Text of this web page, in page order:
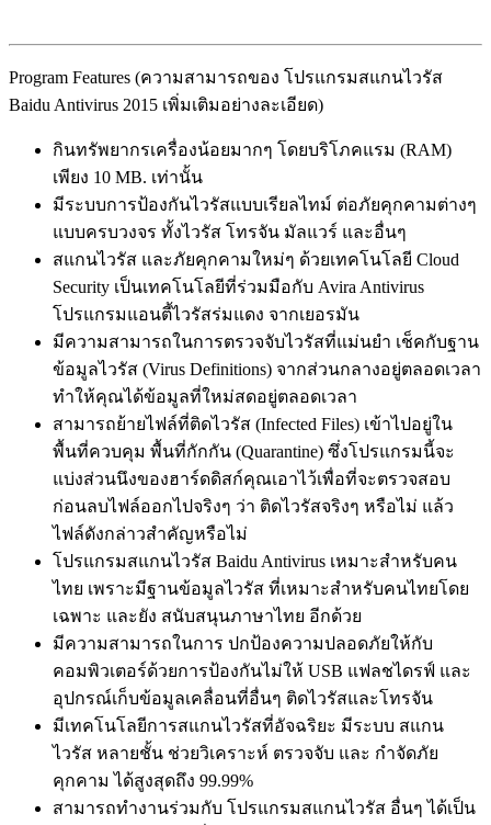
Program Features (ความสามารถของ โปรแกรมสแกนไวรัส
Baidu Antivirus 2015 เพิ่มเติมอย่างละเอียด)
กินทรัพยากรเครื่องน้อยมากๆ โดยบริโภคแรม (RAM)
เพียง 10 MB. เท่านั้น
มีระบบการป้องกันไวรัสแบบเรียลไทม์ ต่อภัยคุกคามต่างๆ
แบบครบวงจร ทั้งไวรัส โทรจัน มัลแวร์ และอื่นๆ
สแกนไวรัส และภัยคุกคามใหม่ๆ ด้วยเทคโนโลยี Cloud
Security เป็นเทคโนโลยีที่ร่วมมือกับ Avira Antivirus
โปรแกรมแอนตี้ไวรัสร่มแดง จากเยอรมัน
มีความสามารถในการตรวจจับไวรัสที่แม่นยำ เช็คกับฐาน
ข้อมูลไวรัส (Virus Definitions) จากส่วนกลางอยู่ตลอดเวลา
ทำให้คุณได้ข้อมูลที่ใหม่สดอยู่ตลอดเวลา
สามารถย้ายไฟล์ที่ติดไวรัส (Infected Files) เข้าไปอยู่ใน
พื้นที่ควบคุม พื้นที่กักกัน (Quarantine) ซึ่งโปรแกรมนี้จะ
แบ่งส่วนนึงของฮาร์ดดิสก์คุณเอาไว้เพื่อที่จะตรวจสอบ
ก่อนลบไฟล์ออกไปจริงๆ ว่า ติดไวรัสจริงๆ หรือไม่ แล้ว
ไฟล์ดังกล่าวสำคัญหรือไม่
โปรแกรมสแกนไวรัส Baidu Antivirus เหมาะสำหรับคน
ไทย เพราะมีฐานข้อมูลไวรัส ที่เหมาะสำหรับคนไทยโดย
เฉพาะ และยัง สนับสนุนภาษาไทย อีกด้วย
มีความสามารถในการ ปกป้องความปลอดภัยให้กับ
คอมพิวเตอร์ด้วยการป้องกันไม่ให้ USB แฟลชไดรฟ์ และ
อุปกรณ์เก็บข้อมูลเคลื่อนที่อื่นๆ ติดไวรัสและโทรจัน
มีเทคโนโลยีการสแกนไวรัสที่อัจฉริยะ มีระบบ สแกน
ไวรัส หลายชั้น ช่วยวิเคราะห์ ตรวจจับ และ กำจัดภัย
คุกคาม ได้สูงสุดถึง 99.99%
สามารถทำงานร่วมกับ โปรแกรมสแกนไวรัส อื่นๆ ได้เป็น